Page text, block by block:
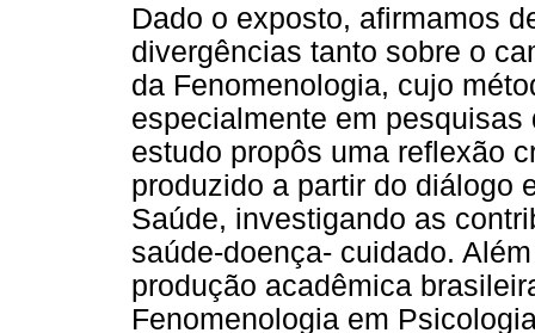
Dado o exposto, afirmamos
divergências tanto sobre o
da Fenomenologia, cujo
especialmente em
estudo propôs uma reflexão
produzido a partir do diálogo
Saúde, investigando as
saúde-doença- cuidado.
produção acadêmica
Fenomenologia em